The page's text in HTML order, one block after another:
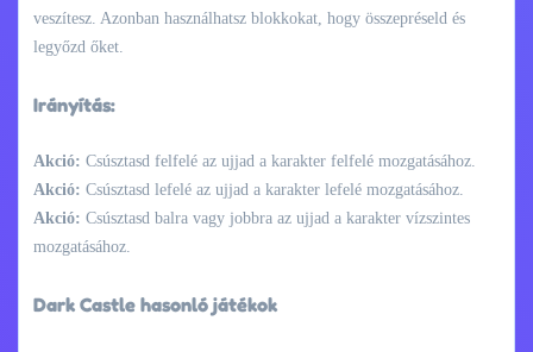
veszítesz. Azonban használhatsz blokkokat, hogy összepréseld és
legyőzd őket.
Irányítás:
Akció: Csúsztasd felfelé az ujjad a karakter felfelé mozgatásához.
Akció: Csúsztasd lefelé az ujjad a karakter lefelé mozgatásához.
Akció: Csúsztasd balra vagy jobbra az ujjad a karakter vízszintes
mozgatásához.
Dark Castle hasonló játékok